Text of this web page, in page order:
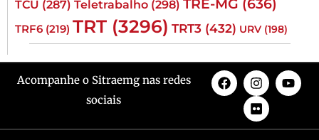
TCU (287) Teletrabalho (298) TRE-MG (636)
TRF6 (219) TRT (3296) TRT3 (432) URV (198)
Acompanhe o Sitraemg nas redes
sociais